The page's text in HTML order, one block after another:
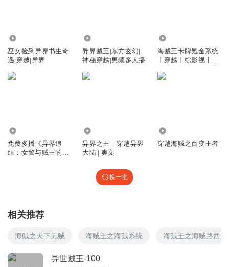
巫女捡到异界书生奇
遇|穿越|异界
异界贼王|东方玄幻|
神秘穿越|男频多人播
海贼王卡牌氪金系统
丨穿越丨综影视丨系
免费多播《异界追
缉：女警与贼王的奇
异界之王｜穿越异界
大陆 | 爽文
穿越海贼之百变王者
换一批
相关推荐
海贼之天下无贼 海贼王之海贼系统 海贼王之海贼路西
异世贼王-100